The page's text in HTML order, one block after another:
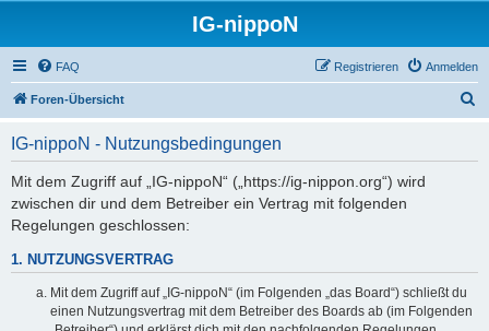
IG-nippoN
FAQ Anmelden
Registrieren
Foren-Übersicht
IG-nippoN - Nutzungsbedingungen
Mit dem Zugriff auf „IG-nippoN“ („https://ig-nippon.org“) wird
zwischen dir und dem Betreiber ein Vertrag mit folgenden
Regelungen geschlossen:
1. NUTZUNGSVERTRAG
Mit dem Zugriff auf „IG-nippoN“ (im Folgenden „das Board“) schließt du
einen Nutzungsvertrag mit dem Betreiber des Boards ab (im Folgenden